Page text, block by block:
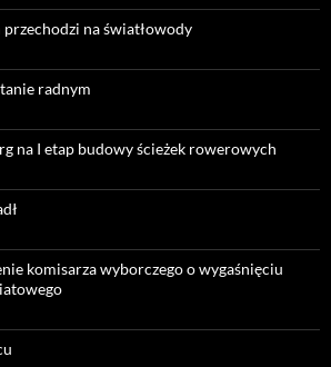
na światłowody
radnym
na I etap budowy ścieżek rowerowych
komisarza wyborczego o wygaśnięciu